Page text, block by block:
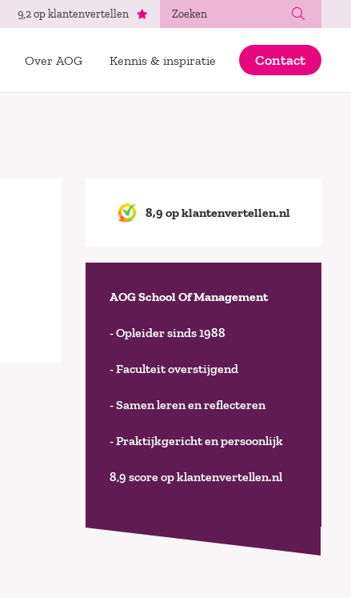
9,2 op klantenvertellen
Over AOG Kennis & inspiratie Contact
8,9 op klantenvertellen.nl
AOG School Of Management
- Opleider sinds 1988
- Faculteit overstijgend
- Samen leren en reflecteren
- Praktijkgericht en persoonlijk
8,9 score op klantenvertellen.nl